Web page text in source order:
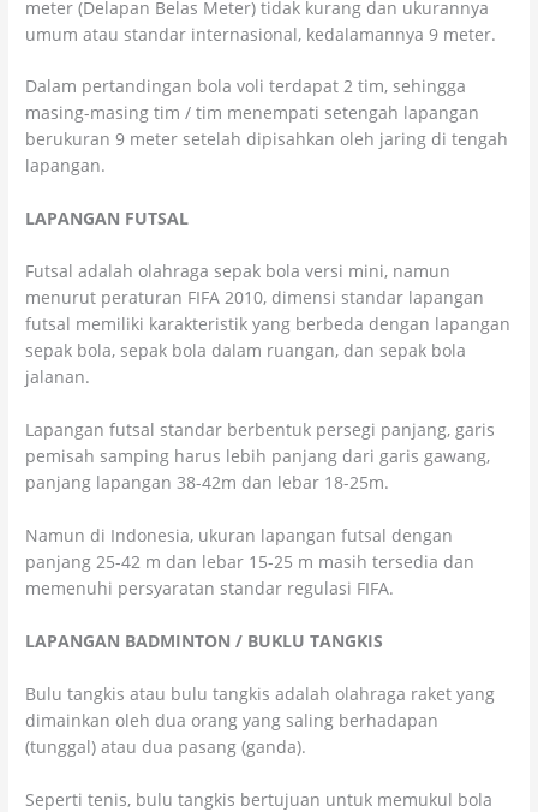
meter (Delapan Belas Meter) tidak kurang dan ukurannya
umum atau standar internasional, kedalamannya 9 meter.
Dalam pertandingan bola voli terdapat 2 tim, sehingga
masing-masing tim / tim menempati setengah lapangan
berukuran 9 meter setelah dipisahkan oleh jaring di tengah
lapangan.
LAPANGAN FUTSAL
Futsal adalah olahraga sepak bola versi mini, namun
menurut peraturan FIFA 2010, dimensi standar lapangan
futsal memiliki karakteristik yang berbeda dengan lapangan
sepak bola, sepak bola dalam ruangan, dan sepak bola
jalanan.
Lapangan futsal standar berbentuk persegi panjang, garis
pemisah samping harus lebih panjang dari garis gawang,
panjang lapangan 38-42m dan lebar 18-25m.
Namun di Indonesia, ukuran lapangan futsal dengan
panjang 25-42 m dan lebar 15-25 m masih tersedia dan
memenuhi persyaratan standar regulasi FIFA.
LAPANGAN BADMINTON / BUKLU TANGKIS
Bulu tangkis atau bulu tangkis adalah olahraga raket yang
dimainkan oleh dua orang yang saling berhadapan
(tunggal) atau dua pasang (ganda).
Seperti tenis, bulu tangkis bertujuan untuk memukul bola